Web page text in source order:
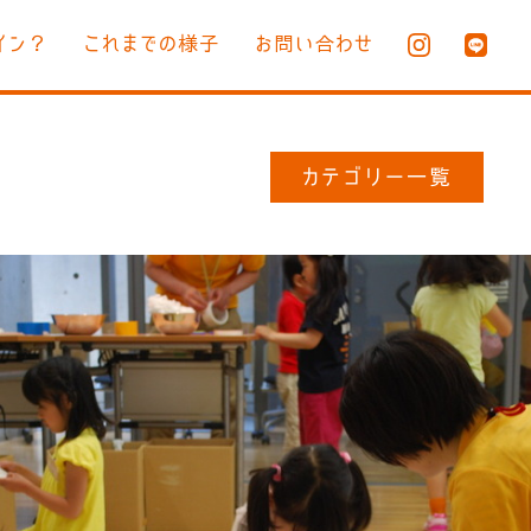
ン？ これまでの様子 お問い合わせ
カテゴリー一覧